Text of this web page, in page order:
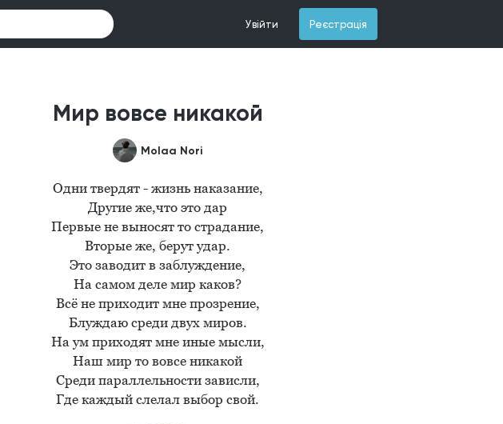
Увійти Реєстрація
Мир вовсе никакой
Molaa Nori
Одни твердят - жизнь наказание,
Другие же,что это дар
Первые не выносят то страдание,
Вторые же, берут удар.
Это заводит в заблуждение,
На самом деле мир каков?
Всё не приходит мне прозрение,
Блуждаю среди двух миров.
На ум приходят мне иные мысли,
Наш мир то вовсе никакой
Среди параллельности зависли,
Где каждый слелал выбор свой.